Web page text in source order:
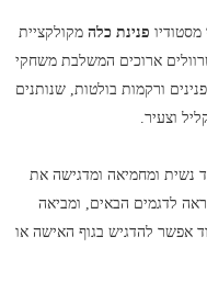
מסטודיו פנינת כלהמקולקציית
ארוכים המשלבת משחקי
ורקמות בולטות, שנותנים
וצעיר.
נשית ומחמיאה ומדגישה את
לדגמים הבאים, ומביאה
אפשר להדגיש בגוף האישה או